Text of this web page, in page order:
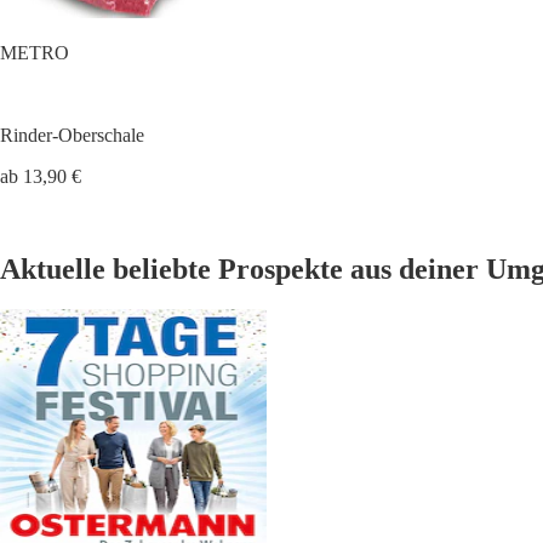
METRO
Rinder-Oberschale
ab 13,90 €
Aktuelle beliebte Prospekte aus deiner